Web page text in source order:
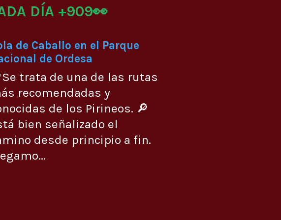
DÍA +909👀
de Caballo en el Parque
de Ordesa
trata de una de las rutas
recomendadas y
de los Pirineos. 🔎
bien señalizado el
desde principio a fin.